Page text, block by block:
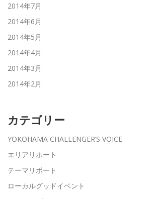
2014年7月
2014年6月
2014年5月
2014年4月
2014年3月
2014年2月
カテゴリー
YOKOHAMA CHALLENGER’S VOICE
エリアリポート
テーマリポート
ローカルグッドイベント